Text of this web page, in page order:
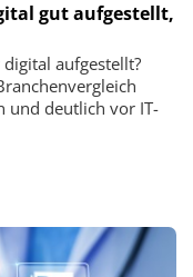
gut aufgestellt,
aufgestellt?
und deutlich vor IT-